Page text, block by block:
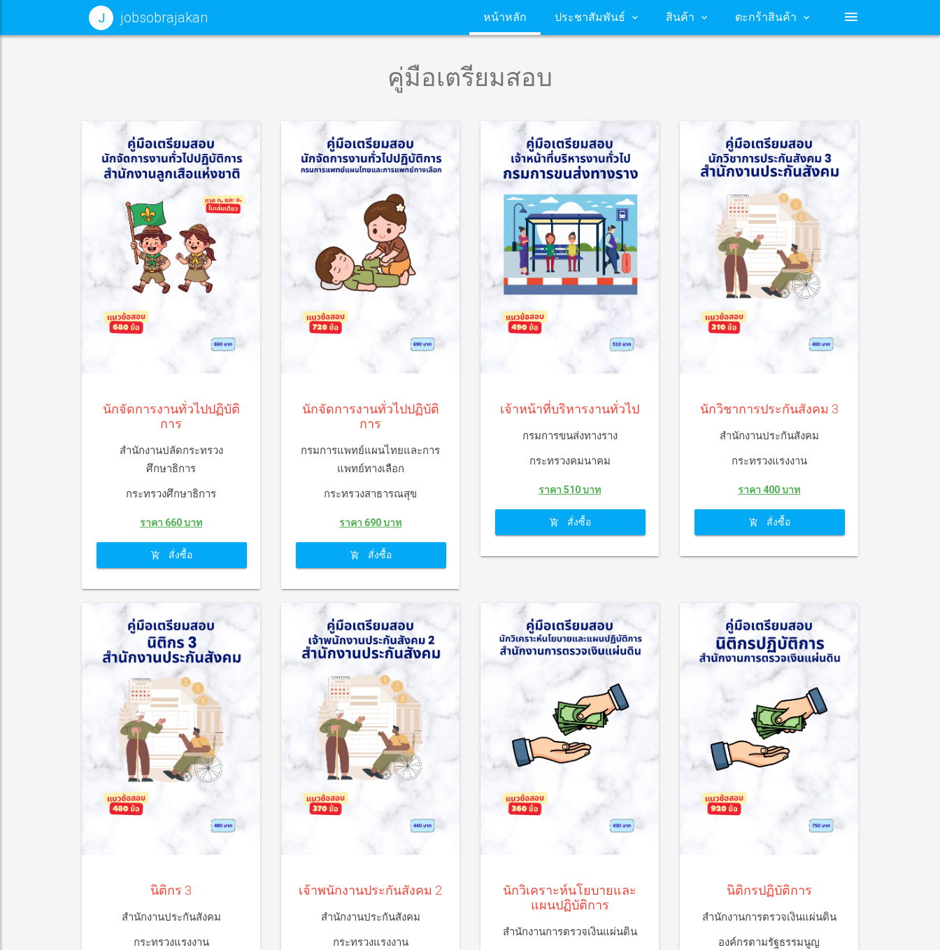
J jobsobrajakan หน้าหลัก ประชาสัมพันธ์ สินค้า ตะกร้าสินค้า
คู่มือเตรียมสอบ
นักจัดการงานทั่วไปปฏิบัติ
การ
สำนักงานปลัดกระทรวง
ศึกษาธิการ
กระทรวงศึกษาธิการ
ราคา 660 บาท
สั่งซื้อ
นักจัดการงานทั่วไปปฏิบัติ
การ
กรมการแพทย์แผนไทยและการ
แพทย์ทางเลือก
กระทรวงสาธารณสุข
ราคา 690 บาท
สั่งซื้อ
เจ้าหน้าที่บริหารงานทั่วไป
รายละเอียด
เจ้าหน้าที่บริหารงานทั่วไป
กรมการขนส่งทางราง
กระทรวงคมนาคม
ราคา 510 บาท
สั่งซื้อ
นักวิชาการประกันสังคม 3
รายละเอียด
นักวิชาการประกันสังคม 3
สำนักงานประกันสังคม
กระทรวงแรงงาน
ราคา 400 บาท
สั่งซื้อ
นิติกร 3
สำนักงานประกันสังคม
กระทรวงแรงงาน
เจ้าพนักงานประกันสังคม 2
สำนักงานประกันสังคม
กระทรวงแรงงาน
นักวิเคราะห์นโยบายและ
แผนปฏิบัติการ
รายละเอียด
นักวิเคราะห์นโยบายและ
แผนปฏิบัติการ
สำนักงานการตรวจเงินแผ่นดิน
นิติกรปฏิบัติการ
รายละเอียด
นิติกรปฏิบัติการ
สำนักงานการตรวจเงินแผ่นดิน
องค์กรตามรัฐธรรมนูญ